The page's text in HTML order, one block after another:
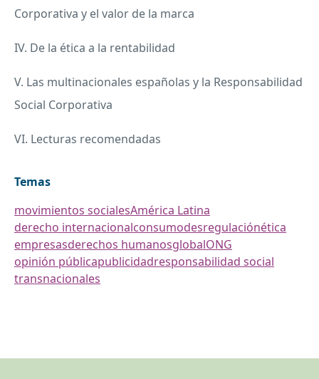
Corporativa y el valor de la marca
IV. De la ética a la rentabilidad
V. Las multinacionales españolas y la Responsabilidad
Social Corporativa
VI. Lecturas recomendadas
Temas
movimientos socialesAmérica Latina
derecho internacionalconsumodesregulaciónética
empresasderechos humanosglobalONG
opinión públicapublicidadresponsabilidad social
transnacionales